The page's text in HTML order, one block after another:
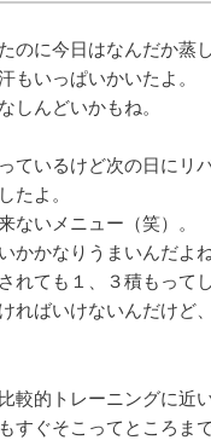
に今日はなんだか蒸し
いっぱいかいたよ。
んどいかもね。
ているけど次の日にリ
よ。
いメニュー（笑）。
かかなりうまいんだよ
れても１、３積もって
ばいけないんだけど
較的トレーニングに近
すぐそこってところま